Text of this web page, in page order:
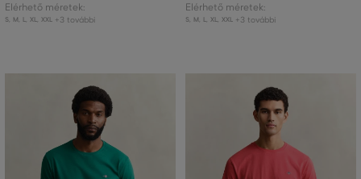
Elérhető méretek:
S, M L, XL, XXL +3 további
Elérhető méretek:
S, M L, XL, XXL +3 további